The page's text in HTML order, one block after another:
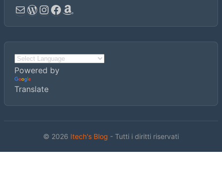
Email
WordPress
Instagram
Facebook
Amazon
Powered by
Translate
© 2026 Itech's Blog - Tutti i diritti riservati